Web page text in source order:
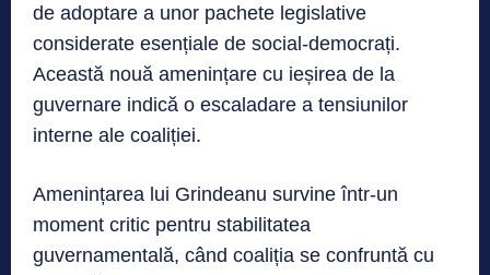
de adoptare a unor pachete legislative
considerate esențiale de social-democrați.
Această nouă amenințare cu ieșirea de la
guvernare indică o escaladare a tensiunilor
interne ale coaliției.
Amenințarea lui Grindeanu survine într-un
moment critic pentru stabilitatea
guvernamentală, când coaliția se confruntă cu